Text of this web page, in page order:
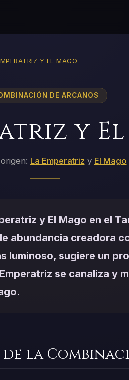
Y EL MAGO
DE ARCANOS
y
La Emperatriz y El Mago
y El Mago en el
abundancia creadora
luminoso, sugiere un
se canaliza y
la